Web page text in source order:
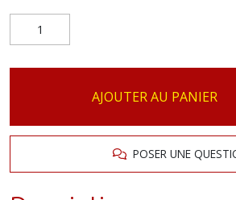
AJOUTER AU PANIER
POSER UNE